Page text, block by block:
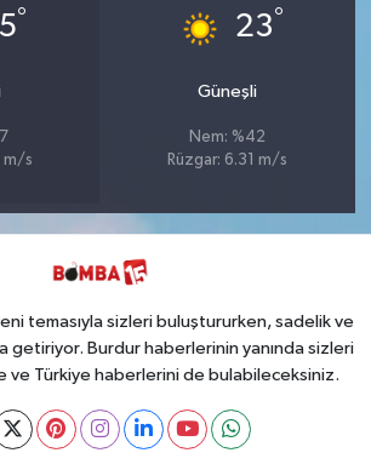
°
m/s
23°
Güneşli
Nem: %42
Rüzgar: 6.31 m/s
temasıyla sizleri buluştururken, sadelik ve
getiriyor. Burdur haberlerinin yanında sizleri
ve Türkiye haberlerini de bulabileceksiniz.